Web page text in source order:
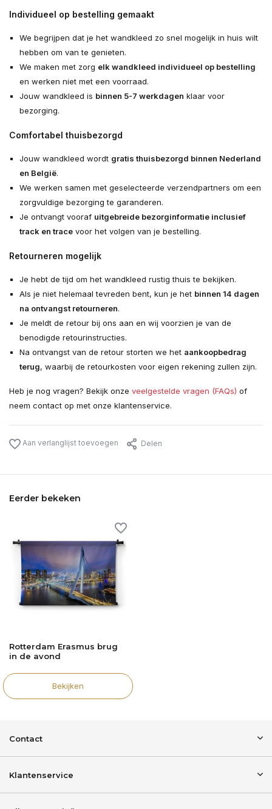
Individueel op bestelling gemaakt
We begrijpen dat je het wandkleed zo snel mogelijk in huis wilt
hebben om van te genieten.
We maken met zorg elk wandkleed individueel op bestelling
en werken niet met een voorraad.
Jouw wandkleed is binnen 5-7 werkdagen klaar voor
bezorging.
Comfortabel thuisbezorgd
Jouw wandkleed wordt gratis thuisbezorgd binnen Nederland
en België.
We werken samen met geselecteerde verzendpartners om een
zorgvuldige bezorging te garanderen.
Je ontvangt vooraf uitgebreide bezorginformatie inclusief
track en tracevoor het volgen van je bestelling.
Retourneren mogelijk
Je hebt de tijd om het wandkleed rustig thuis te bekijken.
Als je niet helemaal tevreden bent, kun je het binnen 14 dagen
na ontvangst retourneren.
Je meldt de retour bij ons aan en wij voorzien je van de
benodigde retourinstructies.
Na ontvangst van de retour storten we het aankoopbedrag
terug, waarbij de retourkosten voor eigen rekening zullen zijn.
Heb je nog vragen? Bekijk onze veelgestelde vragen (FAQs) of
neem contact op met onze klantenservice.
Aan verlanglijst toevoegen Delen
Eerder bekeken
Rotterdam Erasmus brug
in de avond
Bekijken
Contact
Klantenservice